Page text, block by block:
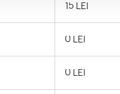
15 LEI
0 LEI
0 LEI